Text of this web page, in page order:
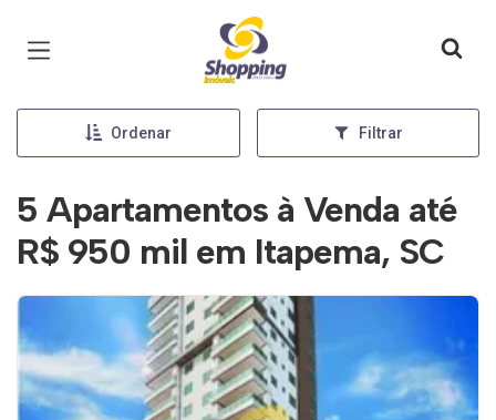
Página inicial
Ordenar Filtrar
5 Apartamentos à Venda até
R$ 950 mil em Itapema, SC